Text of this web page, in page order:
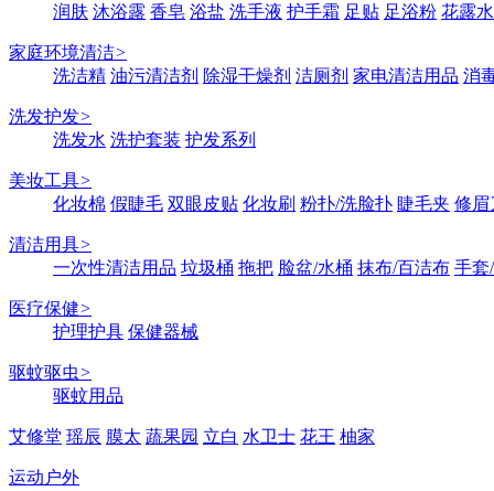
润肤 沐浴露 香皂 浴盐 洗手液 护手霜 足贴 足浴粉 花露水
家庭环境清洁>
洗洁精 油污清洁剂 除湿干燥剂 洁厕剂 家电清洁用品 消
洗发护发>
洗发水 洗护套装 护发系列
美妆工具>
化妆棉 假睫毛 双眼皮贴 化妆刷 粉扑/洗脸扑 睫毛夹 修眉
清洁用具>
一次性清洁用品 垃圾桶 拖把 脸盆/水桶 抹布/百洁布 手套
医疗保健>
护理护具 保健器械
驱蚊驱虫>
驱蚊用品
艾修堂 瑶辰 膜太 蔬果园 立白 水卫士 花王 柚家
运动户外